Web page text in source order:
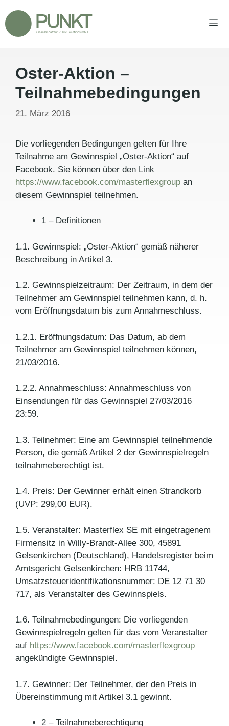
Inhalt
springen
Oster-Aktion –
Teilnahmebedingungen
21. März 2016
Die vorliegenden Bedingungen gelten für Ihre
Teilnahme am Gewinnspiel „Oster-Aktion“ auf
Facebook. Sie können über den Link
https://www.facebook.com/masterflexgroup an
diesem Gewinnspiel teilnehmen.
1 – Definitionen
1.1. Gewinnspiel: „Oster-Aktion“ gemäß näherer
Beschreibung in Artikel 3.
1.2. Gewinnspielzeitraum: Der Zeitraum, in dem der
Teilnehmer am Gewinnspiel teilnehmen kann, d. h.
vom Eröffnungsdatum bis zum Annahmeschluss.
1.2.1. Eröffnungsdatum: Das Datum, ab dem
Teilnehmer am Gewinnspiel teilnehmen können,
21/03/2016.
1.2.2. Annahmeschluss: Annahmeschluss von
Einsendungen für das Gewinnspiel 27/03/2016
23:59.
1.3. Teilnehmer: Eine am Gewinnspiel teilnehmende
Person, die gemäß Artikel 2 der Gewinnspielregeln
teilnahmeberechtigt ist.
1.4. Preis: Der Gewinner erhält einen Strandkorb
(UVP: 299,00 EUR).
1.5. Veranstalter: Masterflex SE mit eingetragenem
Firmensitz in Willy-Brandt-Allee 300, 45891
Gelsenkirchen (Deutschland), Handelsregister beim
Amtsgericht Gelsenkirchen: HRB 11744,
Umsatzsteueridentifikationsnummer: DE 12 71 30
717, als Veranstalter des Gewinnspiels.
1.6. Teilnahmebedingungen: Die vorliegenden
Gewinnspielregeln gelten für das vom Veranstalter
auf https://www.facebook.com/masterflexgroup
angekündigte Gewinnspiel.
1.7. Gewinner: Der Teilnehmer, der den Preis in
Übereinstimmung mit Artikel 3.1 gewinnt.
2 – Teilnahmeberechtigung